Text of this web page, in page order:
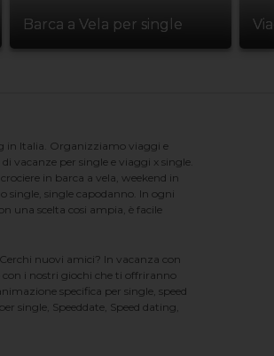
Barca a Vela per single
in Italia. Organizziamo viaggi e
vacanze per single e viaggi x single.
in barca a vela, weekend in
single, single capodanno. In ogni
una scelta cosi ampia, è facile
nuovi amici? In vacanza con
i nostri giochi che ti offriranno
specifica per single, speed
single, Speeddate, Speed dating,